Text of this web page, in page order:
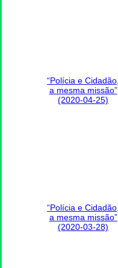
“Polícia e Cidadão,
a mesma missão”
(2020-04-25)
“Polícia e Cidadão,
a mesma missão”
(2020-03-28)